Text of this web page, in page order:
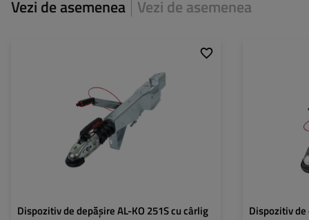
Vezi de asemenea Vezi de asemenea
Dispozitiv de depășire AL-KO 251S cu cârlig
Greutatea totală admisă:
1500 - 2600 kg
Presiunea permisă asupra 100 kg
Dispozitiv
Presiunea